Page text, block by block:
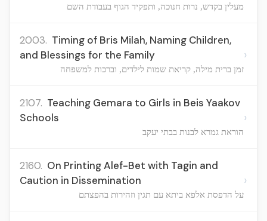
מעלין בקדש, נרות חנוכה, ותפקיד הגוף בעבודת השם
2003. Timing of Bris Milah, Naming Children,
and Blessings for the Family
זמן ברית מילה, קריאת שמות לילדים, וברכות למשפחה
›
2107. Teaching Gemara to Girls in Beis Yaakov
Schools
הוראת גמרא לבנות בבתי יעקב
›
2160. On Printing Alef-Bet with Tagin and
Caution in Dissemination
על הדפסת אלפא ביתא עם תגין וזהירות בהפצתם
›